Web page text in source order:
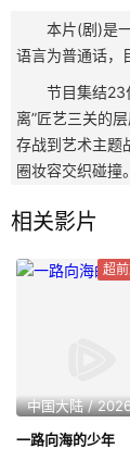
本片(剧)是
语言为普通话，
节目集结23
离”匠艺三关的
存战到艺术主题
圈妆容交织碰撞
团，全程见证这
能。
相关影片
超
中国大陆 /
一路向海的少年